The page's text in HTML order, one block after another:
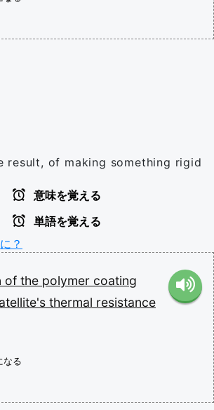
result, of making something rigid
意味を覚える
単語を覚える
？
of the polymer coating
thermal resistance
なる